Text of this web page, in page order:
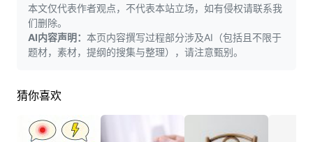
本文仅代表作者观点，不代表本站立场，如有侵权请联系我
们删除。
AI内容声明： 本页内容撰写过程部分涉及AI（包括且不限于
题材，素材，提纲的搜集与整理），请注意甄别。
猜你喜欢